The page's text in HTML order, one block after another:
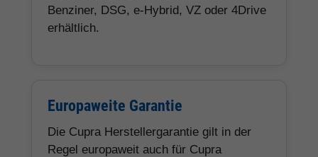
Benziner, DSG, e-Hybrid, VZ oder 4Drive
erhältlich.
Europaweite Garantie
Die Cupra Herstellergarantie gilt in der
Regel europaweit auch für Cupra